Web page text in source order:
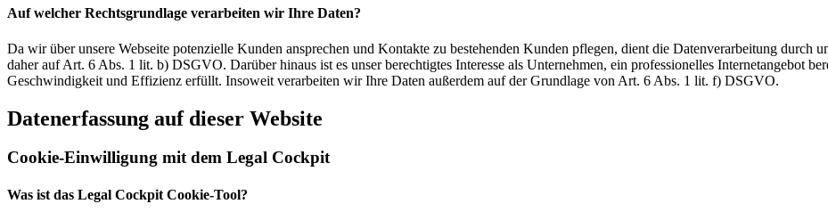
Auf welcher Rechtsgrundlage verarbeiten wir Ihre Daten?
Da wir über unsere Webseite potenzielle Kunden ansprechen und Kontakte zu bestehenden Kunden pflegen, dient die Datenverarbeitung durch
daher auf Art. 6 Abs. 1 lit. b) DSGVO. Darüber hinaus ist es unser berechtigtes Interesse als Unternehmen, ein professionelles Internetangebot
Geschwindigkeit und Effizienz erfüllt. Insoweit verarbeiten wir Ihre Daten außerdem auf der Grundlage von Art. 6 Abs. 1 lit. f) DSGVO.
Datenerfassung auf dieser Website
Cookie-Einwilligung mit dem Legal Cockpit
Was ist das Legal Cockpit Cookie-Tool?